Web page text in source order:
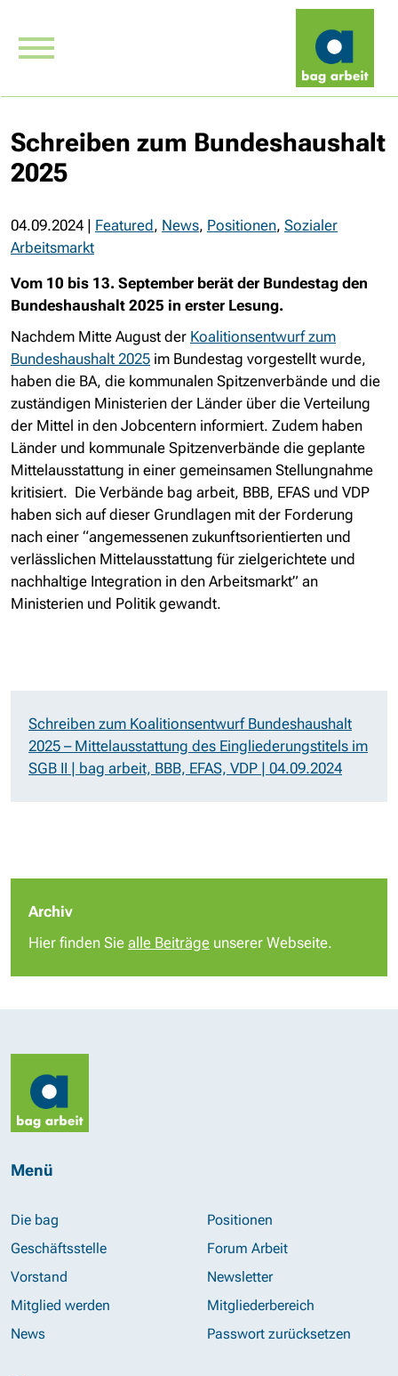
Schreiben zum Bundeshaushalt
2025
04.09.2024 | Featured, News, Positionen, Sozialer
Arbeitsmarkt
Vom 10 bis 13. September berät der Bundestag den
Bundeshaushalt 2025 in erster Lesung.
Nachdem Mitte August der Koalitionsentwurf zum
Bundeshaushalt 2025 im Bundestag vorgestellt wurde,
haben die BA, die kommunalen Spitzenverbände und die
zuständigen Ministerien der Länder über die Verteilung
der Mittel in den Jobcentern informiert. Zudem haben
Länder und kommunale Spitzenverbände die geplante
Mittelausstattung in einer gemeinsamen Stellungnahme
kritisiert. Die Verbände bag arbeit, BBB, EFAS und VDP
haben sich auf dieser Grundlagen mit der Forderung
nach einer “angemessenen zukunftsorientierten und
verlässlichen Mittelausstattung für zielgerichtete und
nachhaltige Integration in den Arbeitsmarkt” an
Ministerien und Politik gewandt.
Schreiben zum Koalitionsentwurf Bundeshaushalt
2025 – Mittelausstattung des Eingliederungstitels im
SGB II | bag arbeit, BBB, EFAS, VDP | 04.09.2024
Archiv
Hier finden Sie alle Beiträge unserer Webseite.
Menü
Die bag
Geschäftsstelle
Vorstand
Mitglied werden
News
Positionen
Forum Arbeit
Newsletter
Mitgliederbereich
Passwort zurücksetzen